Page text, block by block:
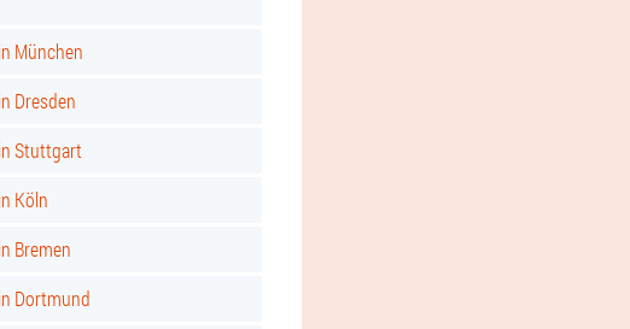
München
Dresden
Stuttgart
Köln
Bremen
Dortmund